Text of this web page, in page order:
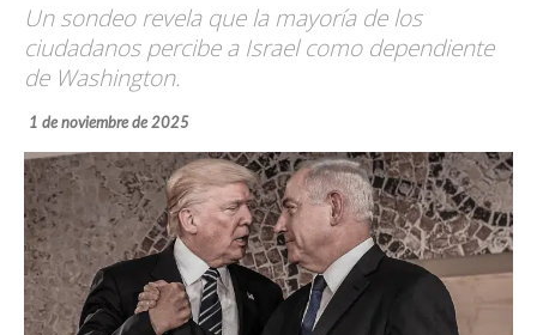
Un sondeo revela que la mayoría de los
ciudadanos percibe a Israel como dependiente
de Washington.
1 de noviembre de 2025